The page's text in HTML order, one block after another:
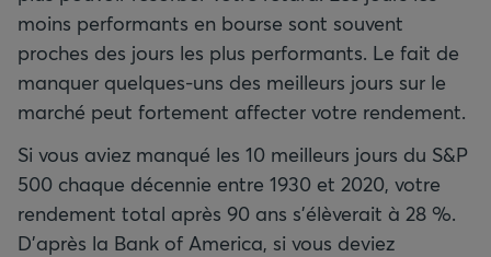
moins performants en bourse sont souvent
proches des jours les plus performants. Le fait de
manquer quelques-uns des meilleurs jours sur le
marché peut fortement affecter votre rendement.
Si vous aviez manqué les 10 meilleurs jours du S&P
500 chaque décennie entre 1930 et 2020, votre
rendement total après 90 ans s’élèverait à 28 %.
D'après la Bank of America, si vous deviez